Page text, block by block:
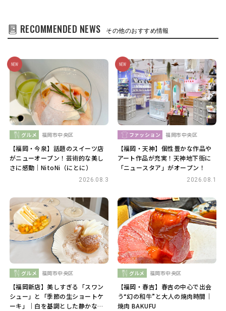
RECOMMENDED NEWS その他のおすすめ情報
グルメ 福岡市中央区
【福岡・今泉】話題のスイーツ店
がニューオープン！芸術的な美し
さに感動｜NitoNi（にとに）
2026.08.3
ファッション 福岡市中央区
【福岡・天神】個性豊かな作品や
アート作品が充実！天神地下街に
「ニュースタア」がオープン！
2026.08.1
グルメ 福岡市中央区
【福岡新店】美しすぎる「スワン
シュー」と「季節の生ショートケ
ーキ」｜白を基調とした静かな空
グルメ 福岡市中央区
【福岡・春吉】春吉の中心で出会
う“幻の和牛”と大人の焼肉時間｜
焼肉 BAKUFU